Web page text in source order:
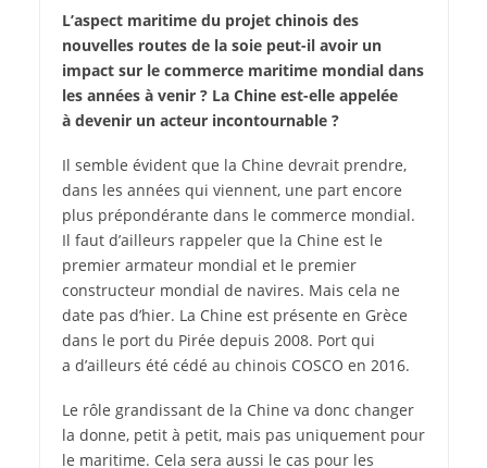
L’aspect maritime du projet chinois des
nouvelles routes de la soie peut-il avoir un
impact sur le commerce maritime mondial dans
les années à venir ? La Chine est-elle appelée
à devenir un acteur incontournable ?
Il semble évident que la Chine devrait prendre,
dans les années qui viennent, une part encore
plus prépondérante dans le commerce mondial.
Il faut d’ailleurs rappeler que la Chine est le
premier armateur mondial et le premier
constructeur mondial de navires. Mais cela ne
date pas d’hier. La Chine est présente en Grèce
dans le port du Pirée depuis 2008. Port qui
a d’ailleurs été cédé au chinois COSCO en 2016.
Le rôle grandissant de la Chine va donc changer
la donne, petit à petit, mais pas uniquement pour
le maritime. Cela sera aussi le cas pour les